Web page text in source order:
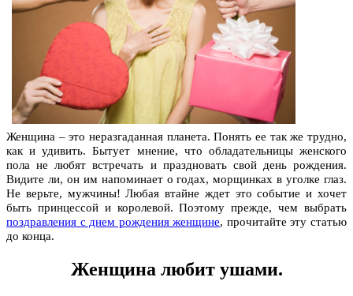
Женщина – это неразгаданная планета. Понять ее так же трудно,
как и удивить. Бытует мнение, что обладательницы женского
пола не любят встречать и праздновать свой день рождения.
Видите ли, он им напоминает о годах, морщинках в уголке глаз.
Не верьте, мужчины! Любая втайне ждет это событие и хочет
быть принцессой и королевой. Поэтому прежде, чем выбрать
поздравления с днем рождения женщине, прочитайте эту статью
до конца.
Женщина любит ушами.